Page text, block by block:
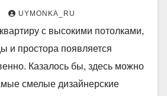
UYMONKA_RU
с высокими потолками,
и простора появляется
Казалось бы, здесь можно
смелые дизайнерские